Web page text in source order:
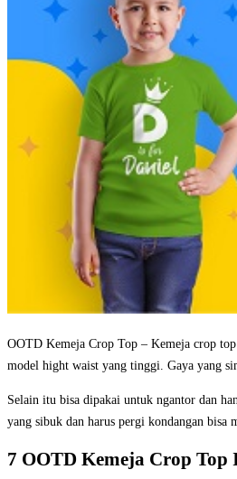
OOTD Kemeja Crop Top – Kemeja crop
model hight waist yang tinggi. Gaya yang
Selain itu bisa dipakai untuk ngantor dan
yang sibuk dan harus pergi kondangan bisa
7 OOTD Kemeja Crop